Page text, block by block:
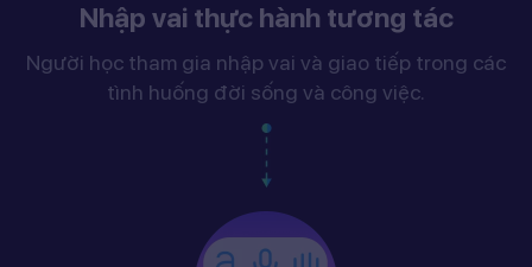
Nhập vai thực hành tương tác
Người học tham gia nhập vai và giao tiếp trong các
tình huống đời sống và công việc.